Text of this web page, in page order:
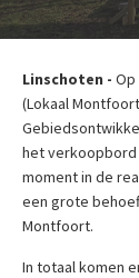
Linschoten - Op
(Lokaal
het verkoopbord
moment in de
een grote
Montfoort.
In totaal komen